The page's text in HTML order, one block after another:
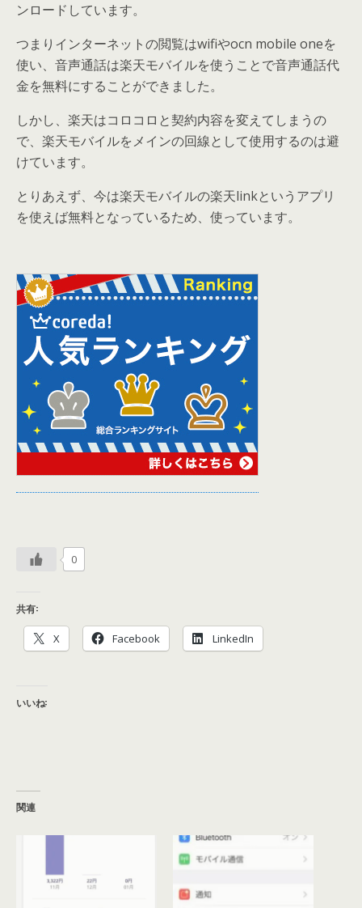
ンロードしています。
つまりインターネットの閲覧はwifiやocn mobile oneを
使い、音声通話は楽天モバイルを使うことで音声通話代
金を無料にすることができました。
しかし、楽天はコロコロと契約内容を変えてしまうの
で、楽天モバイルをメインの回線として使用するのは避
けています。
とりあえず、今は楽天モバイルの楽天linkというアプリ
を使えば無料となっているため、使っています。
0
共有:
X Facebook LinkedIn
いいね:
関連